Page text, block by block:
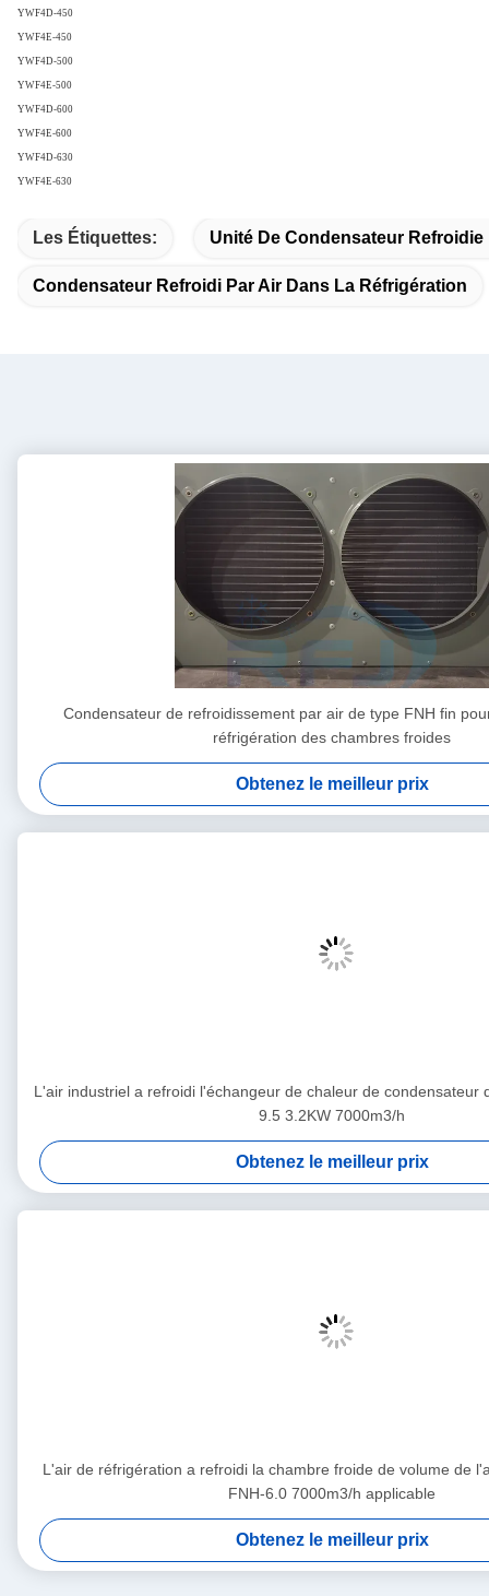
YWF4D-450
YWF4E-450
YWF4D-500
YWF4E-500
YWF4D-600
YWF4E-600
YWF4D-630
YWF4E-630
Les Étiquettes: Unité De Condensateur Refroidie
Condensateur Refroidi Par Air Dans La Réfrigération
Condensateur de refroidissement par air de type FNH fin
réfrigération des chambres froides
Obtenez le meilleur prix
L'air industriel a refroidi l'échangeur de chaleur de condensateur
9.5 3.2KW 7000m3/h
Obtenez le meilleur prix
L'air de réfrigération a refroidi la chambre froide de volume de
FNH-6.0 7000m3/h applicable
Obtenez le meilleur prix